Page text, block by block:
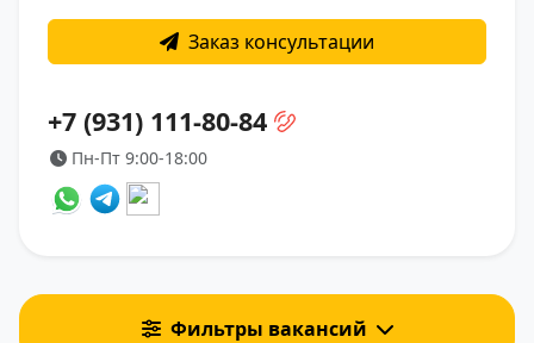
Фильтры вакансий
Заказ консультации
+7 (931) 111-80-84
Пн-Пт 9:00-18:00